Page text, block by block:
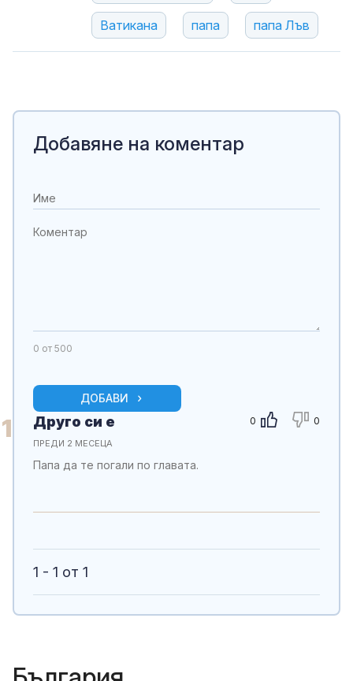
Ватикана папа папа Лъв
Добавяне на коментар
0 от 500
ДОБАВИ
1 0 0
Друго си е
ПРЕДИ 2 МЕСЕЦА
Папа да те погали по главата.
1 - 1 от 1